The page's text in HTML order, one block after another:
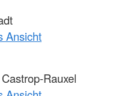
Ansicht
Rauxel